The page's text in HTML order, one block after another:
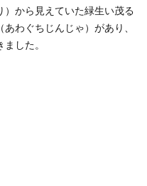
から見えていた緑生い茂る
わぐちじんじゃ）があり、
した。